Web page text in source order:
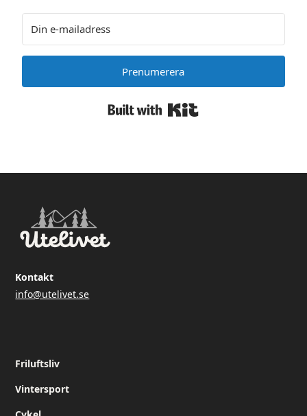
Prenumerera
Kontakt
info@utelivet.se
Friluftsliv
Vintersport